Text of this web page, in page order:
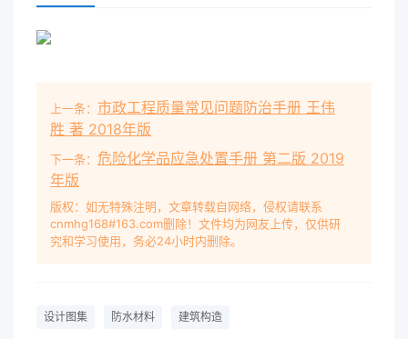
上一条： 市政工程质量常见问题防治手册 王伟
胜 著 2018年版
下一条： 危险化学品应急处置手册 第二版 2019
年版
版权：如无特殊注明，文章转载自网络，侵权请联系
cnmhg168#163.com删除！文件均为网友上传，仅供研
究和学习使用，务必24小时内删除。
设计图集 防水材料 建筑构造